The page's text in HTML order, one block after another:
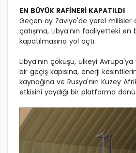
EN BÜYÜK RAFİNERİ KAPATILDI
Geçen ay Zaviye'de yerel milisler
çatışma, Libya'nın faaliyetteki en
kapatılmasına yol açtı.
Libya'nın çöküşü, ülkeyi
bir geçiş kapısına, enerji
kaynağına ve Rusya'nın Kuzey
etkisini yaydığı bir platforma